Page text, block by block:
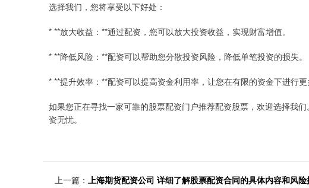
选择我们，您将享受以下好处：
* **放大收益：**通过配资，您可以放大投资收益，实现财富增值。
* **降低风险：**配资可以帮助您分散投资风险，降低单笔投资的损失。
* **提升效率：**配资可以提高资金利用率，让您在有限的资金下进行更
如果您正在寻找一家可靠的股票配资门户推荐配资股票，欢迎选择我
资无忧。
上一篇： 上海期货配资公司 详细了解股票配资合同的具体内容和风险